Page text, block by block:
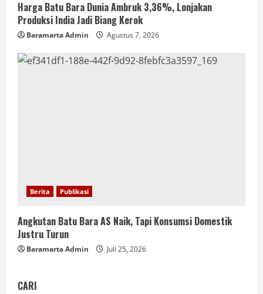
Harga Batu Bara Dunia Ambruk 3,36%, Lonjakan
Produksi India Jadi Biang Kerok
Baramarta Admin Agustus 7, 2026
Berita Publikasi
Angkutan Batu Bara AS Naik, Tapi Konsumsi Domestik
Justru Turun
Baramarta Admin Juli 25, 2026
CARI